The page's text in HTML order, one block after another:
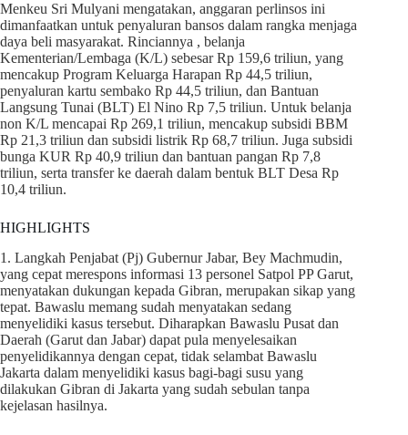
Menkeu Sri Mulyani mengatakan, anggaran perlinsos ini
dimanfaatkan untuk penyaluran bansos dalam rangka menjaga
daya beli masyarakat. Rinciannya , belanja
Kementerian/Lembaga (K/L) sebesar Rp 159,6 triliun, yang
mencakup Program Keluarga Harapan Rp 44,5 triliun,
penyaluran kartu sembako Rp 44,5 triliun, dan Bantuan
Langsung Tunai (BLT) El Nino Rp 7,5 triliun. Untuk belanja
non K/L mencapai Rp 269,1 triliun, mencakup subsidi BBM
Rp 21,3 triliun dan subsidi listrik Rp 68,7 triliun. Juga subsidi
bunga KUR Rp 40,9 triliun dan bantuan pangan Rp 7,8
triliun, serta transfer ke daerah dalam bentuk BLT Desa Rp
10,4 triliun.
HIGHLIGHTS
1. Langkah Penjabat (Pj) Gubernur Jabar, Bey Machmudin,
yang cepat merespons informasi 13 personel Satpol PP Garut,
menyatakan dukungan kepada Gibran, merupakan sikap yang
tepat. Bawaslu memang sudah menyatakan sedang
menyelidiki kasus tersebut. Diharapkan Bawaslu Pusat dan
Daerah (Garut dan Jabar) dapat pula menyelesaikan
penyelidikannya dengan cepat, tidak selambat Bawaslu
Jakarta dalam menyelidiki kasus bagi-bagi susu yang
dilakukan Gibran di Jakarta yang sudah sebulan tanpa
kejelasan hasilnya.